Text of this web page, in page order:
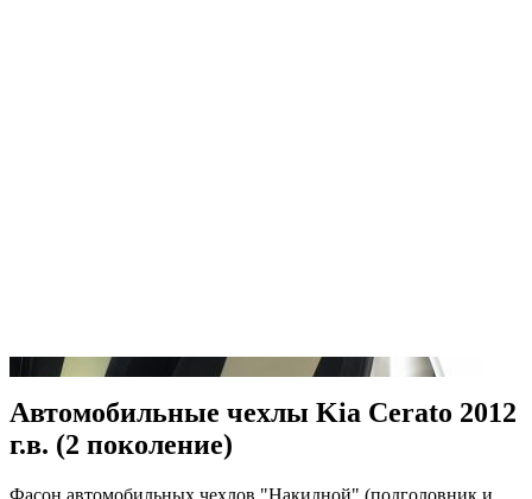
Автомобильные чехлы Kia Cerato 2012
г.в. (2 поколение)
Фасон автомобильных чехлов "Накидной" (подголовник и